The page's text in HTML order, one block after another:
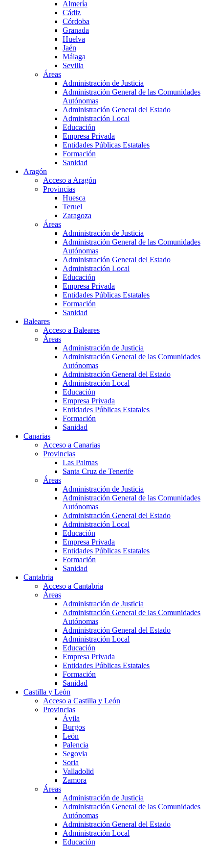
Almería
Cádiz
Córdoba
Granada
Huelva
Jaén
Málaga
Sevilla
Áreas
Administración de Justicia
Administración General de las Comunidades
Autónomas
Administración General del Estado
Administración Local
Educación
Empresa Privada
Entidades Públicas Estatales
Formación
Sanidad
Aragón
Acceso a Aragón
Provincias
Huesca
Teruel
Zaragoza
Áreas
Administración de Justicia
Administración General de las Comunidades
Autónomas
Administración General del Estado
Administración Local
Educación
Empresa Privada
Entidades Públicas Estatales
Formación
Sanidad
Baleares
Acceso a Baleares
Áreas
Administración de Justicia
Administración General de las Comunidades
Autónomas
Administración General del Estado
Administración Local
Educación
Empresa Privada
Entidades Públicas Estatales
Formación
Sanidad
Canarias
Acceso a Canarias
Provincias
Las Palmas
Santa Cruz de Tenerife
Áreas
Administración de Justicia
Administración General de las Comunidades
Autónomas
Administración General del Estado
Administración Local
Educación
Empresa Privada
Entidades Públicas Estatales
Formación
Sanidad
Cantabria
Acceso a Cantabria
Áreas
Administración de Justicia
Administración General de las Comunidades
Autónomas
Administración General del Estado
Administración Local
Educación
Empresa Privada
Entidades Públicas Estatales
Formación
Sanidad
Castilla y León
Acceso a Castilla y León
Provincias
Ávila
Burgos
León
Palencia
Segovia
Soria
Valladolid
Zamora
Áreas
Administración de Justicia
Administración General de las Comunidades
Autónomas
Administración General del Estado
Administración Local
Educación